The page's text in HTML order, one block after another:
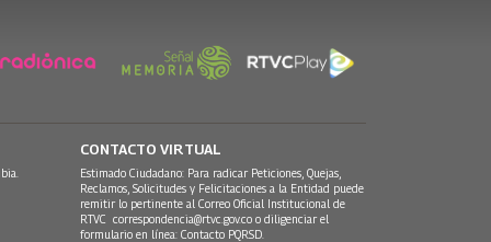
CONTACTO VIRTUAL
Estimado Ciudadano: Para radicar Peticiones, Quejas,
Reclamos, Solicitudes y Felicitaciones a la Entidad puede
remitir lo pertinente al Correo Oficial Institucional de
RTVC correspondencia@rtvc.gov.co o diligenciar el
formulario en línea: Contacto PQRSD.